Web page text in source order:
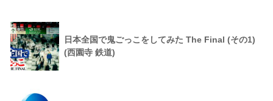
日本全国で鬼ごっこをしてみた The Final (その1)
(西園寺 鉄道)